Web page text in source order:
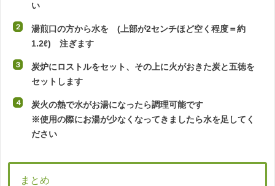
い
湯煎口の方から水を (上部が2センチほど空く程度＝約
1.2ℓ) 注ぎます
炭炉にロストルをセット、その上に火がおきた炭と五徳を
セットします
炭火の熱で水がお湯になったら調理可能です
※使用の際にお湯が少なくなってきましたら水を足してく
ださい
まとめ